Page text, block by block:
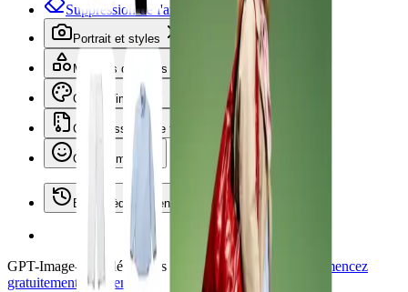
Suppression de l'arrière-plan
Portrait et styles
Modèles d'images
Outils d'image
Compresseurs de fichiers
Outils Emoji
Bibliothèque récente
GPT-Image-2 est désormais disponible sur Vheer.
Commencez
gratuitement maintenant.